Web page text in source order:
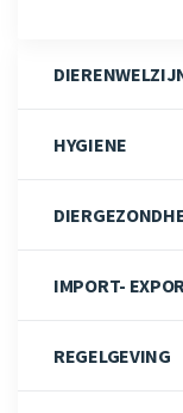
HYGIENE
IMPORT-
REGELGEVING